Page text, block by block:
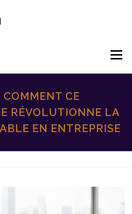
Menu
CE
RÉVOLUTIONNE LA
EN ENTREPRISE